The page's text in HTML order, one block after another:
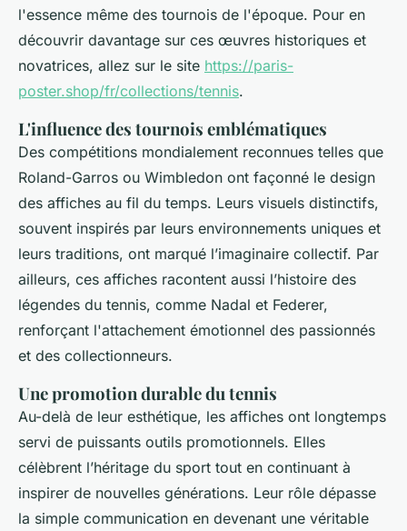
l'essence même des tournois de l'époque. Pour en
découvrir davantage sur ces œuvres historiques et
novatrices, allez sur le site https://paris-
poster.shop/fr/collections/tennis.
L'influence des tournois emblématiques
Des compétitions mondialement reconnues telles que
Roland-Garros ou Wimbledon ont façonné le design
des affiches au fil du temps. Leurs visuels distinctifs,
souvent inspirés par leurs environnements uniques et
leurs traditions, ont marqué l’imaginaire collectif. Par
ailleurs, ces affiches racontent aussi l’histoire des
légendes du tennis, comme Nadal et Federer,
renforçant l'attachement émotionnel des passionnés
et des collectionneurs.
Une promotion durable du tennis
Au-delà de leur esthétique, les affiches ont longtemps
servi de puissants outils promotionnels. Elles
célèbrent l’héritage du sport tout en continuant à
inspirer de nouvelles générations. Leur rôle dépasse
la simple communication en devenant une véritable